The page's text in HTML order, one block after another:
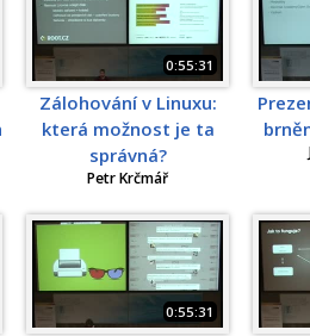
0:55:31
Zálohování v Linuxu:
která možnost je ta
správná?
Petr Krčmář
0:55:31